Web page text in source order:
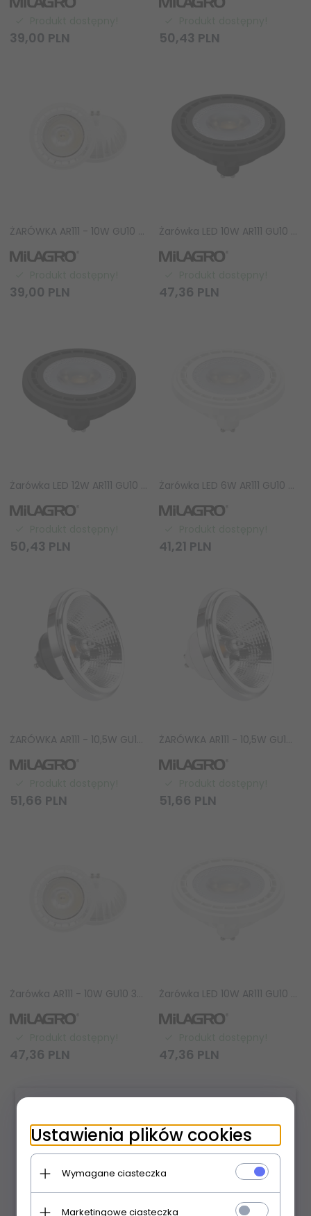
39,00 PLN 50,43 PLN
ŻARÓWKA AR111 - 10W GU10 3000K/ Biała AR8038
39,00 PLN
Żarówka LED 10W AR111 GU10 3000K/ Czarny AR8040
47,36 PLN
Żarówka LED 12W AR111 GU10 4000K/ Czarny AR8045
50,43 PLN
Żarówka LED 6W AR111 GU10 4000K/ Biały AR8036
41,21 PLN
ŻARÓWKA AR111 - 10,5W GU10 4000K/ Czarny z odbłyśnikiem AR8617
51,66 PLN
ŻARÓWKA AR111 - 10,5W GU10 3000K/ Biała z odbłyśnikiem AR8614
51,66 PLN
Żarówka AR111 - 10W GU10 3000K/ Biała AR0453
47,36 PLN
Żarówka LED 10W AR111 GU10 4000K/ Biały AR8039
47,36 PLN
Ustawienia plików cookies
Wymagane ciasteczka
Marketingowe ciasteczka